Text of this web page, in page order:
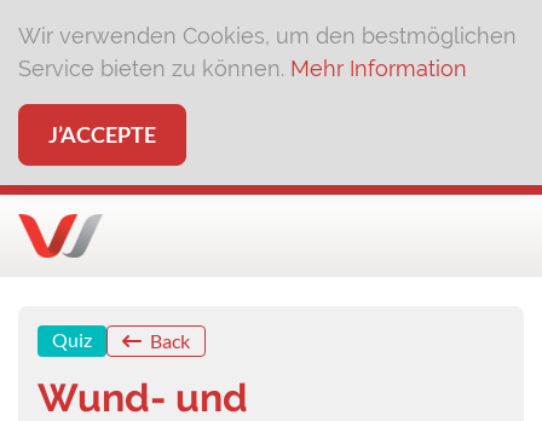
Wir verwenden Cookies, um den bestmöglichen
Service bieten zu können. Mehr Information
J’ACCEPTE
Quiz Back
Wund- und